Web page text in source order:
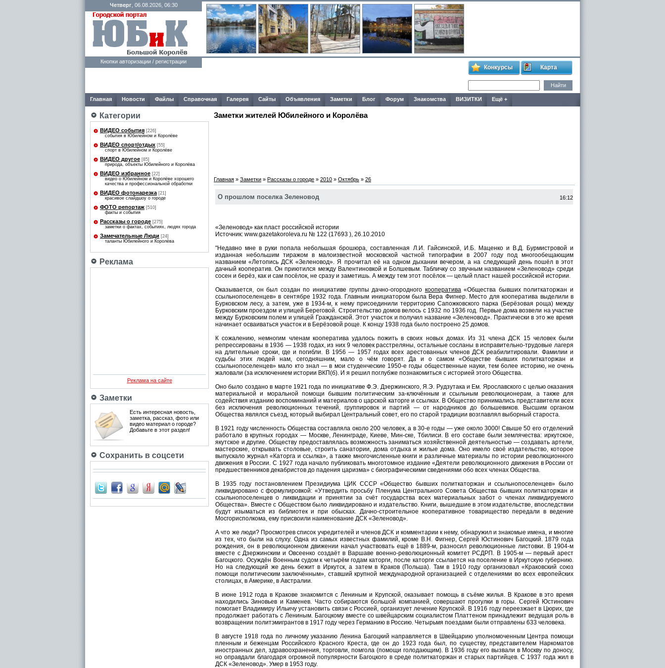
Четверг, 06.08.2026, 06:30
Кнопки авторизации / регистрации
Конкурсы Карта
Главная Новости Файлы Справочная Галерея Сайты Объявления Заметки Блог Форум Знакомства ВИЗИТКИ Ещё +
Категории
ВИДЕО события [226]
события в Юбилейном и Королёве
ВИДЕО спорт/отдых [55]
спорт в Юбилейном и Королёве
ВИДЕО другое [85]
природа, объекты Юбилейного и Королёва
ВИДЕО избранное [22]
видео о Юбилейном и Королёве хорошего
качества и профессиональной обработки
ВИДЕО фотонарезка [21]
красивое слайдшоу о городе
ФОТО репортаж [510]
факты и события
Рассказы о городе [275]
заметки о фактах, событиях, людях города
Замечательные Люди [24]
таланты Юбилейного и Королёва
Реклама
Реклама на сайте
Заметки
Есть интересная новость,
заметка, рассказ, фото или
видео материал о городе?
Добавьте в этот раздел!
Сохранить в соцсети
Заметки жителей Юбилейного и Королёва
Главная » Заметки » Рассказы о городе » 2010 » Октябрь » 26
О прошлом поселка Зеленовод 16:12
«Зеленовод» как пласт российской истории
Источник: www.gazetakoroleva.ru № 122 (17693 ), 26.10.2010
"Недавно мне в руки попала небольшая брошюра, составленная Л.И. Гайсинской, И.Б. Маценко и В.Д. Бурмистровой и
изданная небольшим тиражом в малоизвестной московской частной типографии в 2007 году под многообещающим
названием «Летопись ДСК «Зеленовод». Я прочитал её на одном дыхании вечером, а на следующий день пошёл в этот
дачный кооператив. Он приютился между Валентиновкой и Болшевым. Табличку со звучным названием «Зеленовод» среди
сосен и берёз, как и сам посёлок, не сразу и заметишь. А между тем этот посёлок — целый пласт нашей российской истории.
Оказывается, он был создан по инициативе группы дачно-огородного кооператива«Общества бывших политкаторжан и
ссыльнопоселенцев» в сентябре 1932 года. Главным инициатором была Вера Фигнер. Место для кооператива выделили в
Бурковском лесу, а затем, уже в 1934-м, к нему присоединили территорию Сапожковского парка (Берёзовая роща) между
Бурковским проездом и улицей Береговой. Строительство домов велось с 1932 по 1936 год. Первые дома возвели на участке
между Бурковским полем и улицей Гражданской. Этот участок и получил название «Зеленовод». Практически в это же время
начинает осваиваться участок и в Берёзовой роще. К концу 1938 года было построено 25 домов.
К сожалению, немногим членам кооператива удалось пожить в своих новых домах. Из 31 члена ДСК 15 человек были
репрессированы в 1936 — 1938 годах, из них 9 человек расстреляны, остальные сосланы в исправительно-трудовые лагеря
на длительные сроки, где и погибли. В 1956 — 1957 годах всех арестованных членов ДСК реабилитировали. Фамилии и
судьбы этих людей нам, сегодняшним, мало о чём говорят. Да и о самом «Обществе бывших политкаторжан и
ссыльнопоселенцев» мало кто знал — в мои студенческие 1950-е годы общественные науки, тем более историю, не очень
жаловали (за исключением истории ВКП(б). И я решил поглубже познакомиться с историей этого Общества.
Оно было создано в марте 1921 года по инициативе Ф.Э. Дзержинского, Я.Э. Рудзутака и Ем. Ярославского с целью оказания
материальной и моральной помощи бывшим политическим за-ключённым и ссыльным революционерам, а также для
содействия изданию воспоминаний и материалов о царской каторге и ссылках. В Общество принимались представители всех
без исключения революционных течений, группировок и партий — от народников до большевиков. Высшим органом
Общества являлся съезд, который выбирал Центральный совет, его по старой традиции возглавлял выборный староста.
В 1921 году численность Общества составляла около 200 человек, а в 30-е годы — уже около 3000! Свыше 50 его отделений
работало в крупных городах — Москве, Ленинграде, Киеве, Мин-ске, Тбилиси. В его составе были землячества: иркутское,
якутское и другие. Обществу предоставлялась возможность заниматься хозяйственной деятельностью — создавать артели,
мастерские, открывать столовые, строить санатории, дома отдыха и жилые дома. Оно имело своё издательство, которое
выпускало журнал «Каторга и ссылка», а также многочисленные книги и различные материалы по истории революционного
движения в России. С 1927 года начало публиковать многотомное издание «Деятели революционного движения в России от
предшественников декабристов до падения царизма» с биографическими сведениями обо всех членах Общества.
В 1935 году постановлением Президиума ЦИК СССР «Общество бывших политкаторжан и ссыльнопоселенцев» было
ликвидировано с формулировкой: «Утвердить просьбу Пленума Центрального Совета Общества бывших политкаторжан и
ссыльнопоселенцев о ликвидации и принятии за счёт государства всех материальных забот о членах ликвидируемого
Общества». Вместе с Обществом было ликвидировано и издательство. Книги, вышедшие в этом издательстве, впоследствии
будут изыматься из библиотек и при обысках. Дачно-строительное кооперативное товарищество передали в ведение
Мосгорисполкома, ему присвоили наименование ДСК «Зеленовод».
А что же люди? Просмотрев список учредителей и членов ДСК и комментарии к нему, обнаружил и знакомые имена, и многие
из тех, что были на слуху. Одна из самых известных фамилий, кроме В.Н. Фигнер, Сергей Юстинович Багоцкий. 1879 года
рождения, он в революционном движении начал участвовать ещё в 1889-м, разносил революционные листовки. В 1904-м
вместе с Дзержинским и Овсеенко создаёт в Варшаве военно-революционный комитет РСДРП. В 1905-м — первый арест
Багоцкого. Осуждён Военным судом к четырём годам каторги, после каторги ссылается на поселение в Иркутскую губернию.
Но на следующий же день бежит в Иркутск, а затем в Краков (Польша). Там в 1910 году организовал «Краковский союз
помощи политическим заключённым», ставший крупной международной организацией с отделениями во всех европейских
столицах, в Америке, в Австралии.
В июне 1912 года в Кракове знакомится с Лениным и Крупской, оказывает помощь в съёме жилья. В Кракове в это время
находились Зиновьев и Каменев. Часто собираются большой компанией, совершают прогулки в горы. Сергей Юстинович
помогает Владимиру Ильичу установить связи с Россией, организует лечение Крупской. В 1916 году переезжает в Цюрих, где
продолжает работать с Лениным. Багоцкому вместе со швейцарским социалистом Платтеном принадлежит ведущая роль в
возвращении политэмигрантов в 1917 году через Германию в Россию. Четырьмя поездами были отправлены 633 человека.
В августе 1918 года по личному указанию Ленина Багоцкий направляется в Швейцарию уполномоченным Центра помощи
пленным и беженцам Российского Красного Креста, где он до 1923 года был, по существу, представителем Наркоматов
иностранных дел, здравоохранения, торговли, помгола (помощи голодающим). В 1936 году его вызвали в Москву по доносу,
но оправдали благодаря огромной популярности Багоцкого в среде политкаторжан и старых партийцев. С 1937 года жил в
ДСК «Зеленовод». Умер в 1953 году.